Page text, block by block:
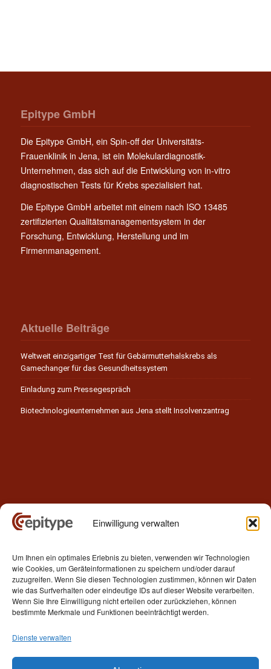
Einwilligung verwalten
Um Ihnen ein optimales Erlebnis zu bieten, verwenden wir Technologien
wie Cookies, um Geräteinformationen zu speichern und/oder darauf
zuzugreifen. Wenn Sie diesen Technologien zustimmen, können wir Daten
wie das Surfverhalten oder eindeutige IDs auf dieser Website verarbeiten.
Wenn Sie Ihre Einwilligung nicht erteilen oder zurückziehen, können
bestimmte Merkmale und Funktionen beeinträchtigt werden.
Dienste verwalten
Epitype GmbH
Die Epitype GmbH, ein Spin-off der Universitäts-
Frauenklinik in Jena, ist ein Molekulardiagnostik-
Unternehmen, das sich auf die Entwicklung von in-vitro
diagnostischen Tests für Krebs spezialisiert hat.
Die Epitype GmbH arbeitet mit einem nach ISO 13485
zertifizierten Qualitätsmanagementsystem in der
Forschung, Entwicklung, Herstellung und im
Firmenmanagement.
Aktuelle Beiträge
Weltweit einzigartiger Test für Gebärmutterhalskrebs als
Gamechanger für das Gesundheitssystem
Einladung zum Pressegespräch
Biotechnologieunternehmen aus Jena stellt Insolvenzantrag
Kontakt
Epitype GmbH
Löbstedter Str. 41
07749 Jena
Germany